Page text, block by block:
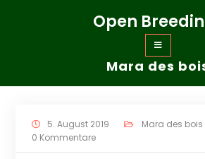
Open
Mara des
5. August 2019
Mara des bois
0 Kommentare